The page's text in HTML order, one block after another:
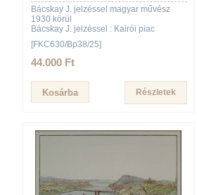
Bácskay J. jelzéssel magyar művész
1930 körül
Bácskay J. jelzéssel : Kairói piac
[FKC630/Bp38/25]
44.000 Ft
Részletek